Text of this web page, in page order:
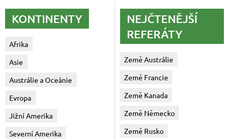
KONTINENTY
Afrika
Asie
Austrálie a Oceánie
Evropa
Jižní Amerika
Severní Amerika
NEJČTENĚJŠÍ
REFERÁTY
Země Austrálie
Země Francie
Země Kanada
Země Německo
Země Rusko